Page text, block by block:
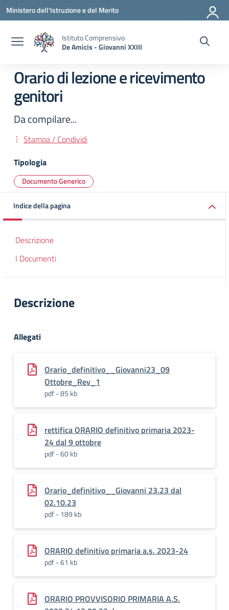
Vai ai contenuti
Vai al menu di navigazione
Vai al footer
Ministero dell'Istruzione e del Merito
Istituto Comprensivo
De Amicis - Giovanni XXIII
Orario di lezione e ricevimento
genitori
Da compilare...
Stampa / Condividi
Tipologia
Documento Generico
Indice della pagina
Descrizione
I Documenti
Descrizione
Allegati
Orario_definitivo__Giovanni23_09
Ottobre_Rev_1
pdf - 85 kb
rettifica ORARIO definitivo primaria 2023-
24 dal 9 ottobre
pdf - 60 kb
Orario_definitivo__Giovanni 23.23 dal
02.10.23
pdf - 189 kb
ORARIO definitivo primaria a.s. 2023-24
pdf - 61 kb
ORARIO PROVVISORIO PRIMARIA A.S.